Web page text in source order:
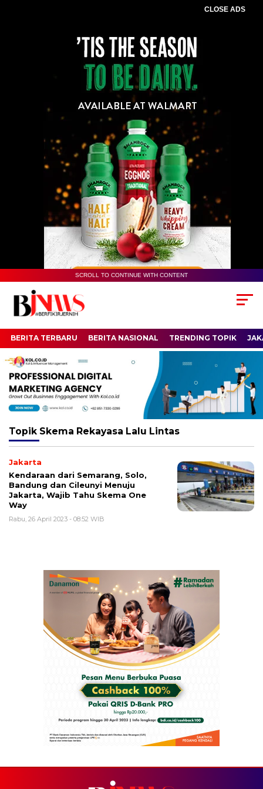
CLOSE ADS
SCROLL TO CONTINUE WITH CONTENT
BERITA TERBARU BERITA NASIONAL TRENDING TOPIK
Topik Skema Rekayasa Lalu Lintas
Jakarta
Kendaraan dari Semarang, Solo,
Bandung dan Cileunyi Menuju
Jakarta, Wajib Tahu Skema One
Way
Rabu, 26 April 2023 - 08:52 WIB